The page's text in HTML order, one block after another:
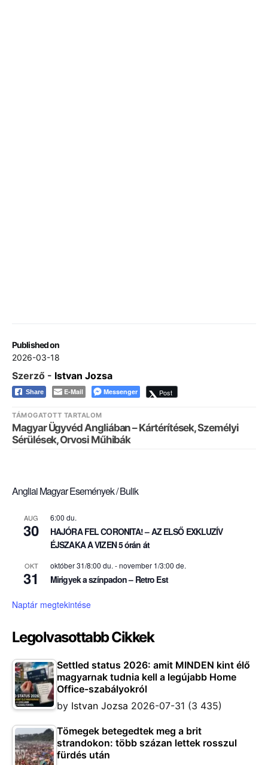
Published on
2026-03-18
Szerző - Istvan Jozsa
Share E-Mail Messenger Post
TÁMOGATOTT TARTALOM
Magyar Ügyvéd Angliában – Kártérítések, Személyi
Sérülések, Orvosi Műhibák
Angliai Magyar Események / Bulik
AUG
30
6:00 du.
HAJÓRA FEL CORONITA! – AZ ELSŐ EXKLUZÍV
ÉJSZAKA A VIZEN 5 órán át
OKT
31
október 31/8:00 du. -november 1/3:00 de.
Mirigyek a színpadon – Retro Est
Naptár megtekintése
Legolvasottabb Cikkek
Settled status 2026: amit MINDEN kint élő
magyarnak tudnia kell a legújabb Home
Office-szabályokról
by Istvan Jozsa 2026-07-31 (3 435)
Tömegek betegedtek meg a brit
strandokon: több százan lettek rosszul
fürdés után